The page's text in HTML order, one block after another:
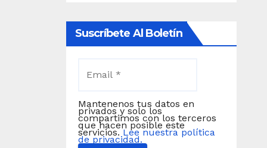
Suscríbete Al Boletín
Mantenenos tus datos en
privados y solo los
compartimos con los terceros
que hacen posible este
servicios. Lee nuestra política
de privacidad.